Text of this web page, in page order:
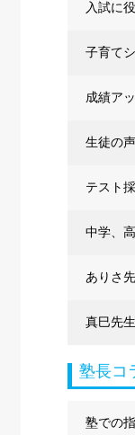
入試に
に強く
子育て
成績ア
生徒の声
テスト
中学、
ありさ
真巳先生
塾長コ
塾での